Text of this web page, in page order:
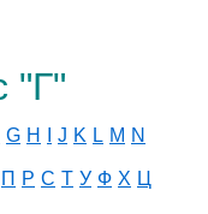
"Г"
G H J K L M N
П Р С Т У Ф Х Ц